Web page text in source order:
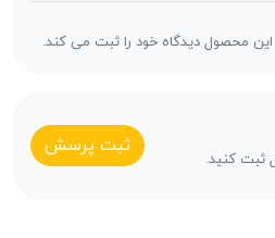
این محصول دیدگاه خود را ثبت می کند.
ثبت کنید.
ثبت پرسش